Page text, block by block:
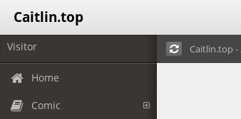
Caitlin.top
Visitor
Home
Comic
Caitlin.top -